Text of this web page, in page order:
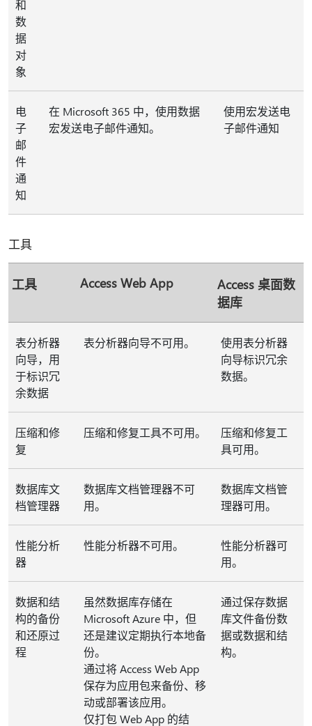
和
数
据
对
象
电
子
邮
件
通
知
在 Microsoft 365 中，使用数据
宏发送电子邮件通知。
使用宏发送电
子邮件通知
工具
工具 Access Web App
Access 桌面数
据库
表分析器
向导，用
于标识冗
余数据
表分析器向导不可用。
使用表分析器
向导标识冗余
数据。
压缩和修
复
压缩和修复工具不可用。
压缩和修复工
具可用。
数据库文
档管理器
数据库文档管理器不可
用。
数据库文档管
理器可用。
性能分析
器
性能分析器不可用。
性能分析器可
用。
数据和结
构的备份
和还原过
程
虽然数据库存储在
Microsoft Azure 中，但
还是建议定期执行本地备
份。
通过将 Access Web App
保存为应用包来备份、移
动或部署该应用。
仅打包 Web App 的结
通过保存数据
库文件备份数
据或数据和结
构。